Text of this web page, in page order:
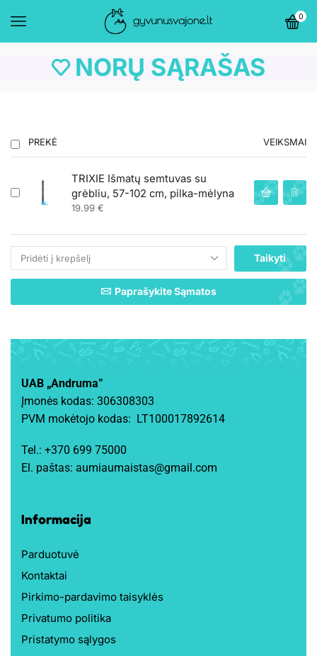
0
NORŲ SĄRAŠAS
PREKĖ VEIKSMAI
TRIXIE Išmatų semtuvas su
grėbliu, 57-102 cm, pilka-mėlyna
19.99 €
Taikyti
Paprašykite Sąmatos
UAB „Andruma”
Įmonės kodas: 306308303
PVM mokėtojo kodas: LT100017892614
Tel.: +370 699 75000
El. paštas: aumiaumaistas@gmail.com
Informacija
Parduotuvė
Kontaktai
Pirkimo-pardavimo taisyklės
Privatumo politika
Pristatymo sąlygos